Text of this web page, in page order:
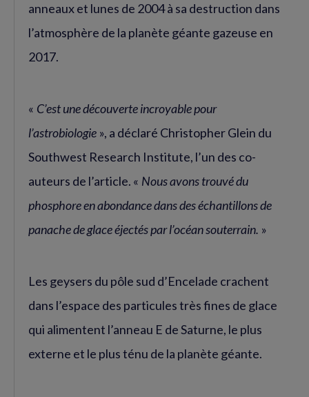
anneaux et lunes de 2004 à sa destruction dans
l’atmosphère de la planète géante gazeuse en
2017.
« C’est une découverte incroyable pour
l’astrobiologie », a déclaré Christopher Glein du
Southwest Research Institute, l’un des co-
auteurs de l’article. « Nous avons trouvé du
phosphore en abondance dans des échantillons de
panache de glace éjectés par l’océan souterrain. »
Les geysers du pôle sud d’Encelade crachent
dans l’espace des particules très fines de glace
qui alimentent l’anneau E de Saturne, le plus
externe et le plus ténu de la planète géante.